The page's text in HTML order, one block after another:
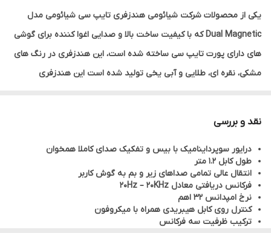
یکی از محصولات شرکت شیائومی هندزفری تایپ سی شیائومی مدل
Dual Magnetic که با کیفیت ساخت بالا و صدایی اغوا کننده برای گوشی
های دارای پورت تایپ سی ساخته شده است، این هندزفری در رنگ های
مشکی، نقره ای، طلایی و آبی یخی تولید شده است این هندزفری
کند.در کنار تمامی ویژگی های این محصول، وجود درایور سوپر داینامیک
است که می تواند آنالیز با دقت بالا جهت بازیابی کیفیت صدا را فراهم
کند تا یک تجربه گوش دادن استریو و شفاف تر به موسیقی را داشته
باشید هندزفری سوپر داینامیک شیائومی به خوبی داخل گوش قرار می
نقد و بررسی
درایور سوپرداینامیک با بیس و تفکیک صدای کاملا همخوان
طول کابل 1.2 متر
انتقال عالی تمامی صداهای زیر و بم به گوش کاربر
فرکانس دریافتی معادل 20Hz – 20KHz
نرخ امپدانس 32 اهم
کنترل روی کابل هیبریدی همراه با میکروفون
ترکیب ظرفیت سه فرکانس